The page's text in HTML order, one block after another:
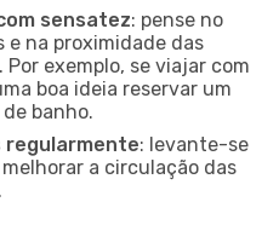
sensatez: pense no
e na proximidade das
exemplo, se viajar com
boa ideia reservar um
banho.
regularmente: levante-se
a circulação das